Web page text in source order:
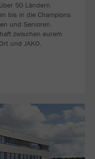
50 Ländern
bis in die Champions
und Senioren.
zwischen eurem
und JAKO.